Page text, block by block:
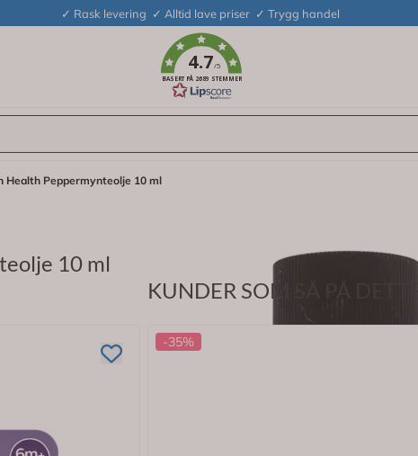
✓ Rask levering ✓ Alltid lave priser ✓ Trygg handel
4.7/5
BASERT PÅ 2689 STEMMER
Health Peppermynteolje 10 ml
10 ml
KUNDER SOM SÅ PÅ
-35%
eterisk olje som kan brukes som smakstilsetning i mat,
i mat